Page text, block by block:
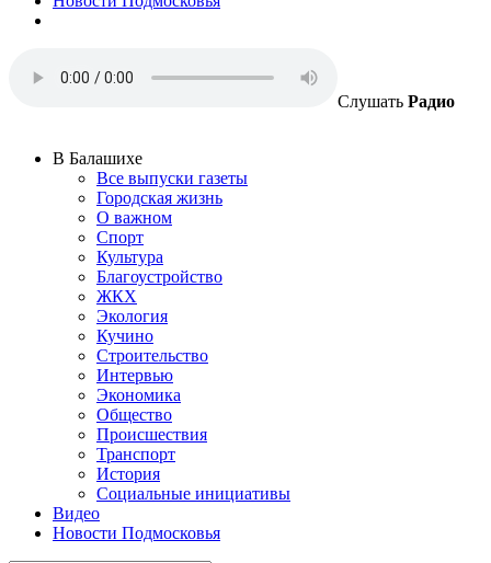
Слушать Радио
В Балашихе
Все выпуски газеты
Городская жизнь
О важном
Спорт
Культура
Благоустройство
ЖКХ
Экология
Кучино
Строительство
Интервью
Экономика
Общество
Происшествия
Транспорт
История
Социальные инициативы
Видео
Новости Подмосковья